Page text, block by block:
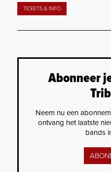
TICKETS & INFO
Abonneer
Neem nu een
ontvang het laatste
bands